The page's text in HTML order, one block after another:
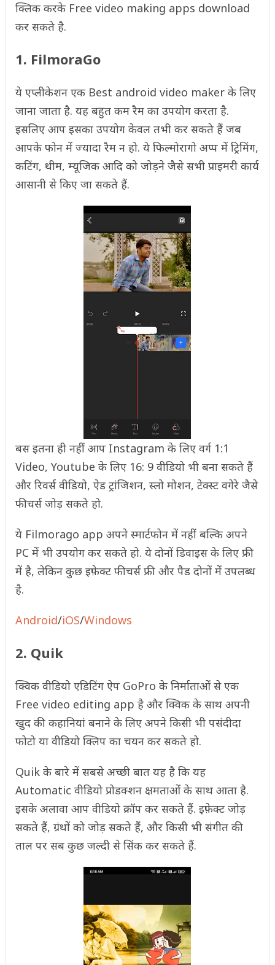
क्लिक करके Free video making apps download
कर सकते है.
1. FilmoraGo
ये एप्लीकेशन एक Best android video maker के लिए
जाना जाता है. यह बहुत कम रैम का उपयोग करता है.
इसलिए आप इसका उपयोग केवल तभी कर सकते हैं जब
आपके फोन में ज्यादा रैम न हो. ये फिल्मोरागो अप्प में ट्रिमिंग,
कटिंग, थीम, म्यूजिक आदि को जोड़ने जैसे सभी प्राइमरी कार्य
आसानी से किए जा सकते हैं.
बस इतना ही नहीं आप Instagram के लिए वर्ग 1:1
Video, Youtube के लिए 16: 9 वीडियो भी बना सकते हैं
और रिवर्स वीडियो, ऐड ट्रांजिशन, स्लो मोशन, टेक्स्ट वगेरे जैसे
फीचर्स जोड़ सकते हो.
ये Filmorago app अपने स्मार्टफोन में नहीं बल्कि अपने
PC में भी उपयोग कर सकते हो. ये दोनों डिवाइस के लिए फ्री
में है, लेकिन कुछ इफ़ेक्ट फीचर्स फ्री और पैड दोनों में उपलब्ध
है.
Android/iOS/Windows
2. Quik
क्विक वीडियो एडिटिंग ऐप GoPro के निर्माताओं से एक
Free video editing app है और क्विक के साथ अपनी
खुद की कहानियां बनाने के लिए अपने किसी भी पसंदीदा
फोटो या वीडियो क्लिप का चयन कर सकते हो.
Quik के बारे में सबसे अच्छी बात यह है कि यह
Automatic वीडियो प्रोडक्शन क्षमताओं के साथ आता है.
इसके अलावा आप वीडियो क्रॉप कर सकते हैं. इफ़ेक्ट जोड़
सकते हैं, ग्रंथों को जोड़ सकते हैं, और किसी भी संगीत की
ताल पर सब कुछ जल्दी से सिंक कर सकते हैं.